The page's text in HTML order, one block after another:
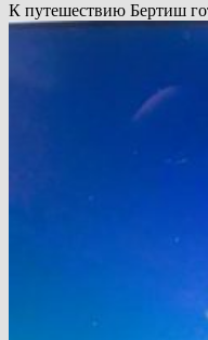
К путешествию Бертиш